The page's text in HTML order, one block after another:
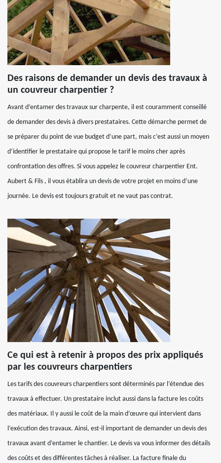
Des raisons de demander un devis des travaux à
un couvreur charpentier ?
Avant d’entamer des travaux sur charpente, il est couramment conseillé
de demander des devis à divers prestataires. Cette démarche permet de
se préparer du point de vue budget d’une part, mais c’est aussi un moyen
d’identifier le prestataire qui propose le tarif le moins cher après
confrontation des offres. Si vous appelez le couvreur charpentier Ent.
Aubert & Fils , il vous établira un devis de votre projet en moins d’une
journée. Le devis est toujours gratuit et ne vaut pas contrat.
Ce qui est à retenir à propos des prix appliqués
par les couvreurs charpentiers
Les tarifs des couvreurs charpentiers sont déterminés par l’étendue des
travaux à effectuer. Un prestataire inclut aussi dans la facture les coûts
des matériaux. Il y aussi le coût de la main d’œuvre qui intervient dans
l’exécution des travaux. Ainsi, est-il important de demander un devis des
travaux avant d’entamer le chantier. Le devis va vous informer des détails
des coûts et des différentes tâches à réaliser. La facture finale du